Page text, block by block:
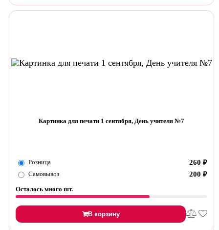
Картинка для печати 1 сентября, День учителя №7
Розница 260 ₽
Самовывоз 200 ₽
Осталось много шт.
В корзину